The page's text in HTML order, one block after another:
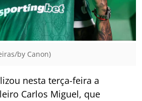
by Canon)
nesta terça-feira a
Carlos Miguel, que